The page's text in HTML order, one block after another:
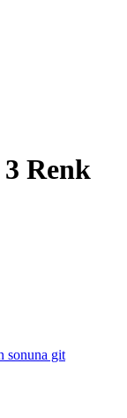
Renk
sonuna git